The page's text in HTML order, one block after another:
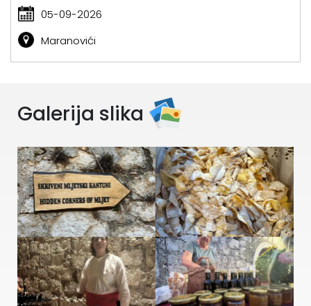
05-09-2026
Maranovići
Galerija slika